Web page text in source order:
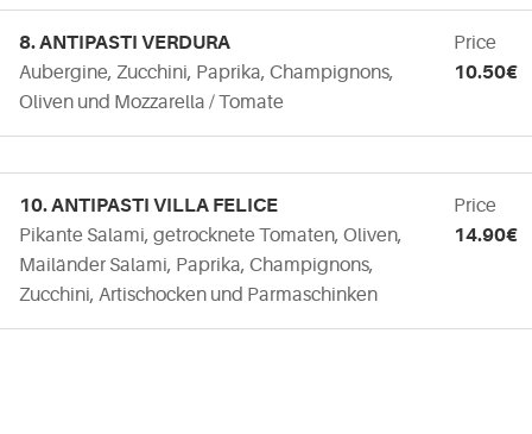
8. ANTIPASTI VERDURA
Aubergine, Zucchini, Paprika, Champignons,
Oliven und Mozzarella / Tomate
Price
10.50€
10. ANTIPASTI VILLA FELICE
Pikante Salami, getrocknete Tomaten, Oliven,
Mailänder Salami, Paprika, Champignons,
Zucchini, Artischocken und Parmaschinken
Price
14.90€